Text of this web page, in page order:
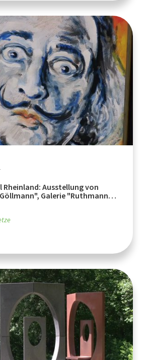
Rheinland: Ausstellung von
Galerie "Ruthmann